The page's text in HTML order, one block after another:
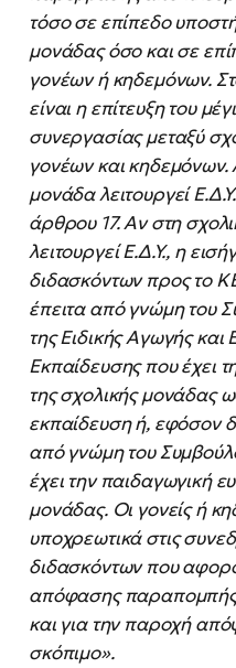
τόσο σε επίπεδο
μονάδας όσο και σε
γονέων ή κηδεμόνων.
είναι η επίτευξη του
συνεργασίας μεταξύ
γονέων και κηδεμόνων.
μονάδα λειτουργεί
άρθρου 17. Αν στη
λειτουργεί Ε.Δ.Υ., η
διδασκόντων προς το
έπειτα από γνώμη του
της ΕιδικήςΑγωγής και
Εκπαίδευσης που έχει
της σχολικής μονάδας
εκπαίδευση ή, εφόσον
από γνώμη του
έχει την παιδαγωγική
μονάδας. Οι γονείς ή
υποχρεωτικά στις
διδασκόντων που
απόφασης
και για την παροχή
σκόπιμο».